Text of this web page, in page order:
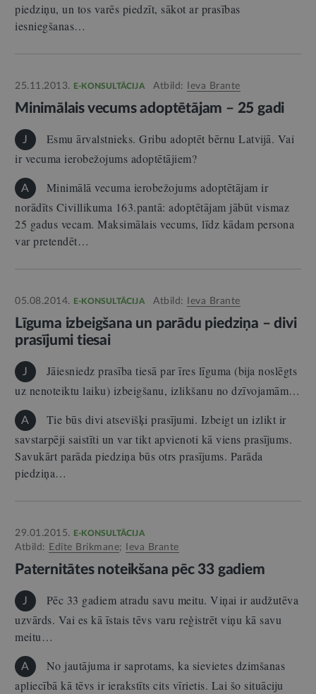
piedziņu, un tos varēs piedzīt, sākot ar prasības
iesniegšanas…
25.11.2013. E-KONSULTĀCIJA Atbild: Ieva Brante
Minimālais vecums adoptētājam – 25 gadi
J
Esmu ārvalstnieks. Gribu adoptēt bērnu Latvijā. Vai
ir vecuma ierobežojums adoptētājiem?
A
Minimālā vecuma ierobežojums adoptētājam ir
norādīts Civillikuma 163.pantā: adoptētājam jābūt vismaz
25 gadus vecam. Maksimālais vecums, līdz kādam persona
var pretendēt…
05.08.2014. E-KONSULTĀCIJA Atbild: Ieva Brante
Līguma izbeigšana un parādu piedziņa – divi
prasījumi tiesai
J
Jāiesniedz prasība tiesā par īres līguma (bija noslēgts
uz nenoteiktu laiku) izbeigšanu, izlikšanu no dzīvojamām…
A
Tie būs divi atsevišķi prasījumi. Izbeigt un izlikt ir
savstarpēji saistīti un var tikt apvienoti kā viens prasījums.
Savukārt parāda piedziņa būs otrs prasījums. Parāda
piedziņa…
29.01.2015. E-KONSULTĀCIJA
Atbild: Edīte Brikmane; Ieva Brante
Paternitātes noteikšana pēc 33 gadiem
J
Pēc 33 gadiem atradu savu meitu. Viņai ir audžutēva
uzvārds. Vai es kā īstais tēvs varu reģistrēt viņu kā savu
meitu…
A
No jautājuma ir saprotams, ka sievietes dzimšanas
apliecībā kā tēvs ir ierakstīts cits vīrietis. Lai šo situāciju